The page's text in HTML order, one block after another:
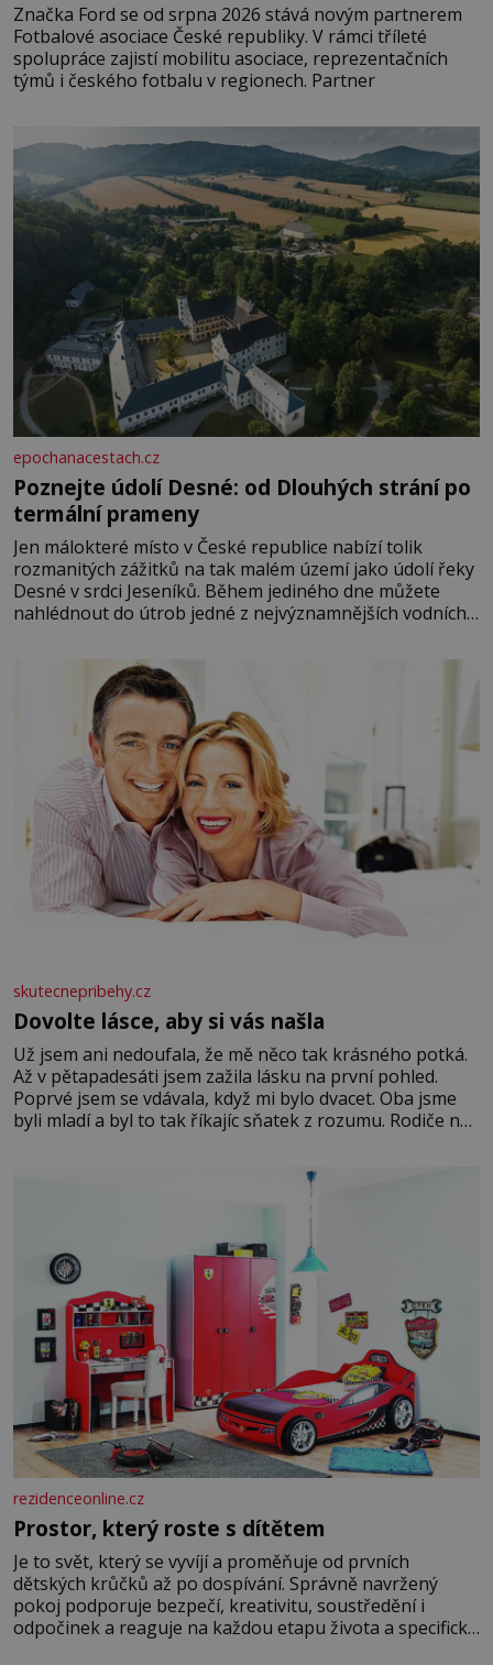
Značka Ford se od srpna 2026 stává novým partnerem
Fotbalové asociace České republiky. V rámci tříleté
spolupráce zajistí mobilitu asociace, reprezentačních
týmů i českého fotbalu v regionech. Partner
epochanacestach.cz
Poznejte údolí Desné: od Dlouhých strání po
termální prameny
Jen málokteré místo v České republice nabízí tolik
rozmanitých zážitků na tak malém území jako údolí řeky
Desné v srdci Jeseníků. Během jediného dne můžete
nahlédnout do útrob jedné z nejvýznamnějších vodních
se na koloběžce a den zakončit poznáváním památek ve
Velkých Losinách nebo v termálním
skutecnepribehy.cz
Dovolte lásce, aby si vás našla
Už jsem ani nedoufala, že mě něco tak krásného potká.
Až v pětapadesáti jsem zažila lásku na první pohled.
Poprvé jsem se vdávala, když mi bylo dvacet. Oba jsme
byli mladí a byl to tak říkajíc sňatek z rozumu. Rodiče nás
rezidenceonline.cz
Prostor, který roste s dítětem
Je to svět, který se vyvíjí a proměňuje od prvních
dětských krůčků až po dospívání. Správně navržený
pokoj podporuje bezpečí, kreativitu, soustředění i
odpočinek a reaguje na každou etapu života a specifické